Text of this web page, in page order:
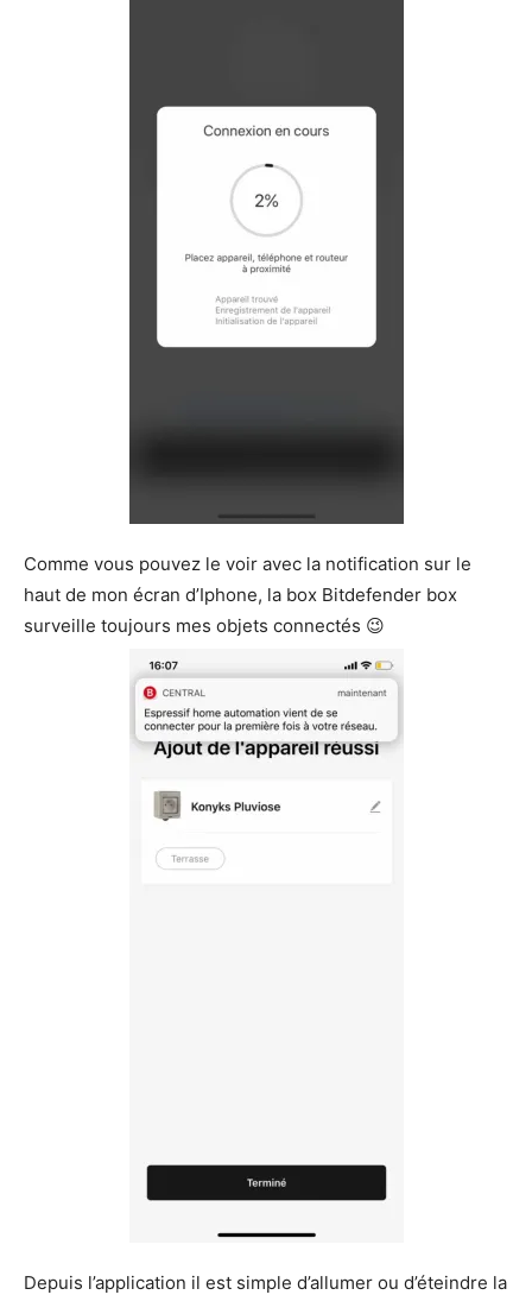
Comme vous pouvez le voir avec la notification sur le
haut de mon écran d’Iphone, la box Bitdefender box
surveille toujours mes objets connectés 😉
Depuis l’application il est simple d’allumer ou d’éteindre la